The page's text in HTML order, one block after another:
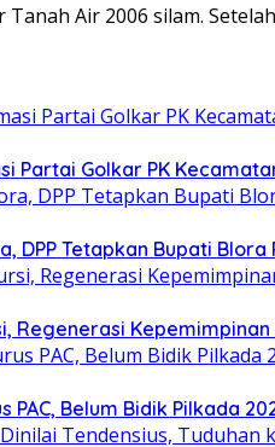
Air 2006 silam.
Partai Golkar PK
DPP Tetapkan Bupati
Regenerasi
PAC, Belum Bidik Pilkada